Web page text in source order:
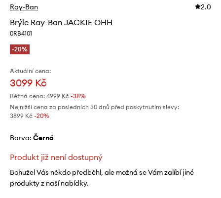
Ray-Ban 2.0
Brýle Ray-Ban JACKIE OHH
0RB4101
-20%
Aktuální cena:
3099 Kč
Běžná cena: 4999 Kč -38%
Nejnižší cena za posledních 30 dnů před poskytnutím slevy:
3899 Kč -20%
Barva: černá
Produkt již není dostupný
Bohužel Vás někdo předběhl, ale možná se Vám zalíbí jiné
produkty z naší nabídky.